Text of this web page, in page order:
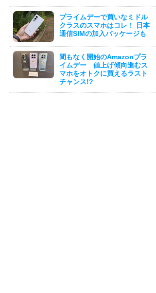
プライムデーで買いなミドル
クラスのスマホはコレ！ 日本
通信SIMの加入パッケージも
間もなく開始のAmazonプラ
イムデー 値上げ傾向進むス
マホをオトクに買えるラスト
チャンス!?